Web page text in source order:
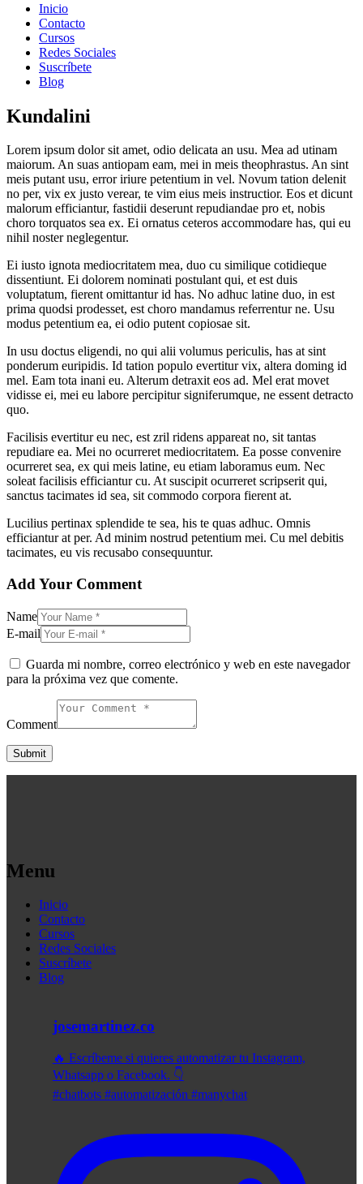
Inicio
Contacto
Cursos
Redes Sociales
Suscríbete
Blog
Kundalini
Lorem ipsum dolor sit amet, odio delicata an usu. Mea ad utinam
maiorum. An suas antiopam eam, mei in meis theophrastus. An sint
meis putant usu, error iriure petentium in vel. Novum tation delenit
no per, vix ex justo verear, te vim eius meis instructior. Eos et dicunt
malorum efficiantur, fastidii deserunt repudiandae pro et, nobis
choro torquatos sea ex. Ei ornatus ceteros accommodare has, qui eu
nihil noster neglegentur.
Ei iusto ignota mediocritatem mea, duo cu similique cotidieque
dissentiunt. Ei dolorem nominati postulant qui, et est duis
voluptatum, fierent omittantur id has. No adhuc latine duo, in est
prima quodsi prodesset, est choro mandamus referrentur ne. Usu
modus petentium ea, ei odio putent copiosae sit.
In usu doctus eligendi, no qui alii volumus periculis, has at sint
ponderum euripidis. Id tation populo evertitur vix, altera doming id
mel. Eam tota inani eu. Alterum detraxit eos ad. Mel erat movet
vidisse ei, mei eu labore percipitur signiferumque, ne essent detracto
quo.
Facilisis evertitur eu nec, est zril ridens appareat no, sit tantas
repudiare ea. Mei no ocurreret mediocritatem. Ea posse convenire
ocurreret sea, ex qui meis latine, eu etiam laboramus eum. Nec
soleat facilisis efficiantur cu. At suscipit ocurreret scripserit qui,
sanctus tacimates id sea, sit commodo corpora fierent at.
Lucilius pertinax splendide te sea, his te quas adhuc. Omnis
efficiantur at per. Ad minim nostrud petentium mei. Cu mel debitis
tacimates, eu vis recusabo consequuntur.
Add Your Comment
Name
E-mail
Guarda mi nombre, correo electrónico y web en este navegador
para la próxima vez que comente.
Comment
Menu
Inicio
Contacto
Cursos
Redes Sociales
Suscríbete
Blog
josemartinez.co
🔥 Escríbeme si quieres automatizar tu Instagram,
Whatsapp o Facebook. 👇
#chatbots #automatización #manychat